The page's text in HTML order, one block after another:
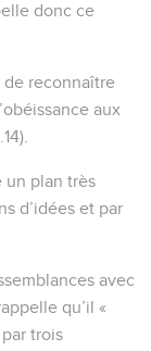
donc ce
de reconnaître
aux
un plan très
d’idées et par
avec
qu’il «
trois